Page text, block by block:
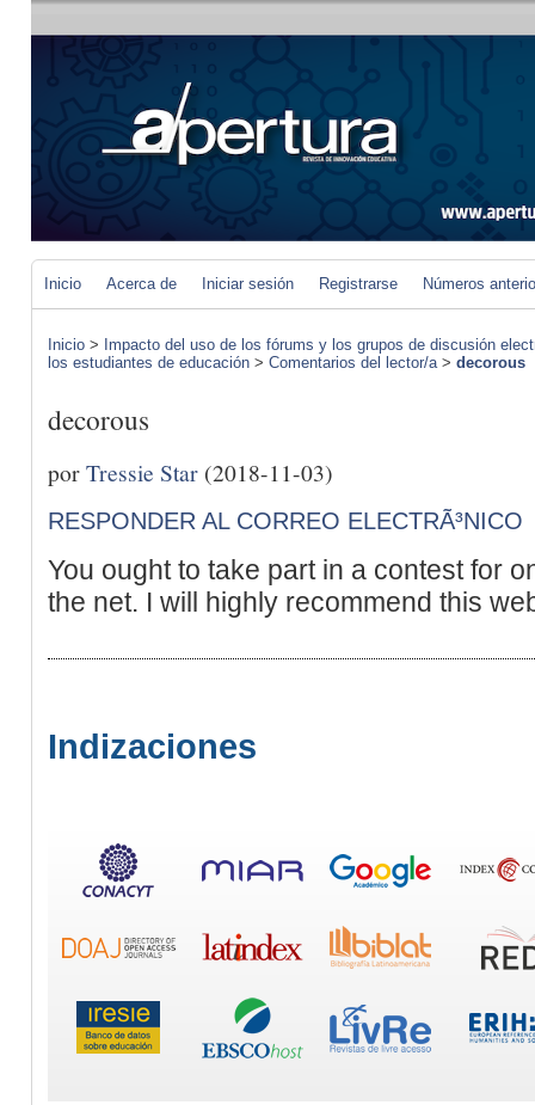
Inicio Acerca de Iniciar sesión Registrarse Números
Inicio > Impacto del uso de los fórums y los grupos de discusión
los estudiantes de educación > Comentarios del lector/a> decorous
decorous
porTressie Star (2018-11-03)
RESPONDER AL CORREO ELECTRÃ³NICO
You ought to take part in a contest for
the net. I will highly recommend this
Indizaciones